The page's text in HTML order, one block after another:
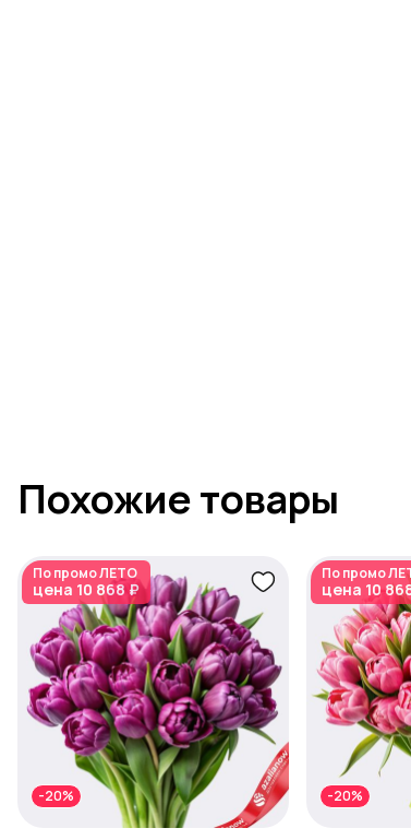
Похожие товары
По промоЛЕТО
цена 10 868 ₽
-20%
По промо
цена 10
-20%